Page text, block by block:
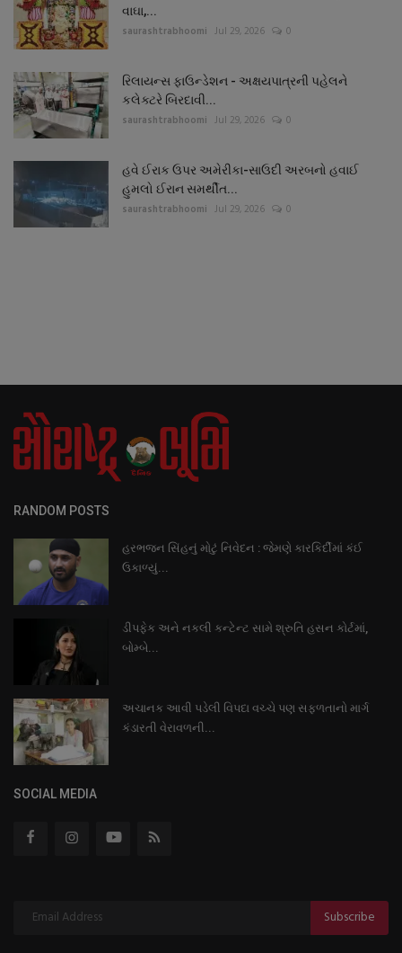
વાઘા,...
saurashtrabhoomi Jul 29, 2026 0
રિલાયન્સ ફાઉન્ડેશન - અક્ષયપાત્રની પહેલને
કલેક્ટરે બિરદાવી...
saurashtrabhoomi Jul 29, 2026 0
હવે ઈરાક ઉપર અમેરીકા-સાઉદી અરબનો હવાઈ
હુમલો ઈરાન સમર્થીત...
saurashtrabhoomi Jul 29, 2026 0
RANDOM POSTS
હરભજન સિંહનું મોટું નિવેદન : જેમણે કારકિર્દીમાં કંઈ
ઉકાળ્યું...
ડીપફેક અને નકલી કન્ટેન્ટ સામે શ્રુતિ હસન કોર્ટમાં,
બોમ્બે...
અચાનક આવી પડેલી વિપદા વચ્ચે પણ સફળતાનો માર્ગ
કંડારતી વેરાવળની...
SOCIAL MEDIA
Subscribe